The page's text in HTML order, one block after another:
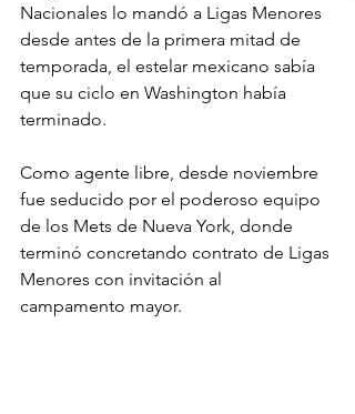
Nacionales lo mandó a Ligas Menores
desde antes de la primera mitad de
temporada, el estelar mexicano sabía
que su ciclo en Washington había
terminado.
Como agente libre, desde noviembre
fue seducido por el poderoso equipo
de los Mets de Nueva York, donde
terminó concretando contrato de Ligas
Menores con invitación al
campamento mayor.